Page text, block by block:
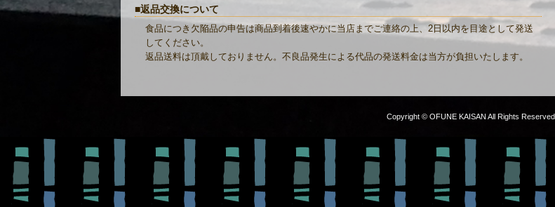
返品交換について
食品につき欠陥品の申告は商品到着後速やかに当店までご連絡の上、2日以内を目途として発送
してください。
返品送料は頂戴しておりません。不良品発生による代品の発送料金は当方が負担いたします。
Copyright © OFUNE KAISAN All Rights Reserved.